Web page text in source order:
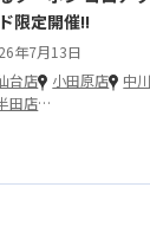
限定開催!!
年7月13日
台店
小田原店
中
田店…